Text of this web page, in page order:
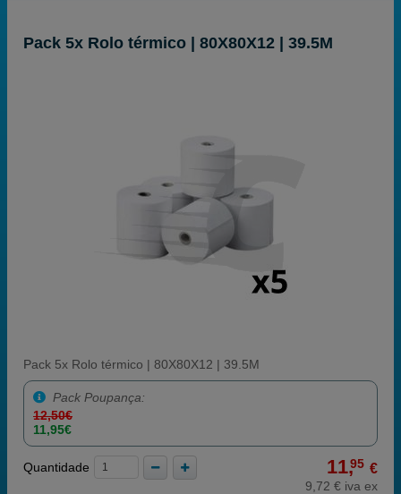
Pack 5x Rolo térmico | 80X80X12 | 39.5M
Pack 5x Rolo térmico | 80X80X12 | 39.5M
Pack Poupança:
12,50€
11,95€
Quantidade 11,95 €
9,72 € iva ex